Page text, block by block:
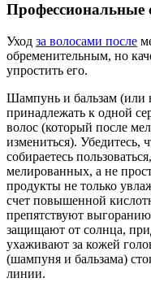
Профессиональные
Уход за волосами после
обременительным, но
упростить его.
Шампунь и бальзам
принадлежать к одной
волос (который после
измениться). Убедитесь,
собираетесь
мелированных, а не
продукты не только
счет повышенной
препятствуют
защищают от солнца,
ухаживают за кожей
(шампуня и бальзама)
линии.